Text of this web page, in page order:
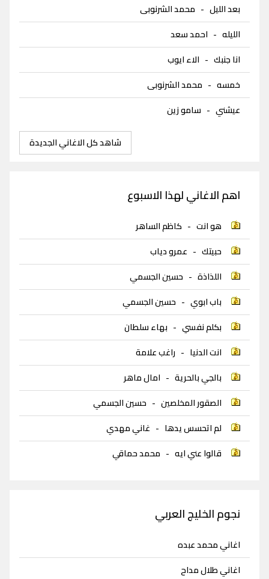
بعد الليل - محمد الشرنوبى
الليله - احمد سعد
انا جنبك - الاء ايوب
خمسه - محمد الشرنوبى
عيشني - سامو زين
شاهد كل الاغاني الجديدة
اهم الاغاني لهذا الاسبوع
هو انت - كاظم الساهر
حبيتك - عمرو دياب
اللذاذة - حسين الجسمي
باب ابوي - حسين الجسمي
بكلم نفسي - بهاء سلطان
انت الدنيا - راغب علامة
بالجي بالحرية - امال ماهر
الصقور المخلصين - حسين الجسمي
لم اتحسس يدها - غاني مهدي
قالوا عني ايه - محمد حماقي
نجوم الخليج العربي
اغاني محمد عبده
اغاني طلال مداح